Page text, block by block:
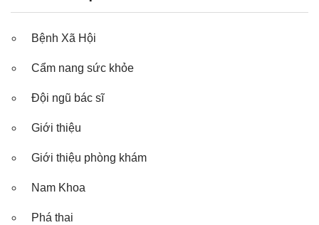
Bệnh Xã Hội
Cẩm nang sức khỏe
Đội ngũ bác sĩ
Giới thiệu
Giới thiệu phòng khám
Nam Khoa
Phá thai